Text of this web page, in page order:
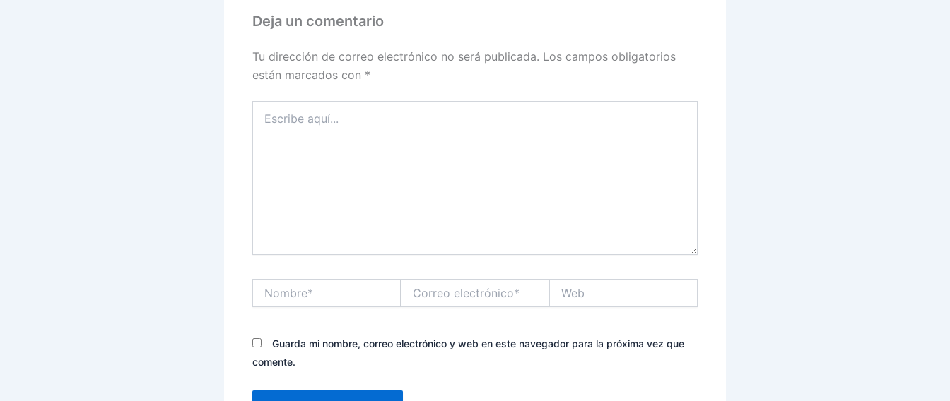
Deja un comentario
Tu dirección de correo electrónico no será publicada. Los campos obligatorios
están marcados con *
aquí...
electrónico*
Guarda mi nombre, correo electrónico y web en este navegador para la próxima vez que
comente.